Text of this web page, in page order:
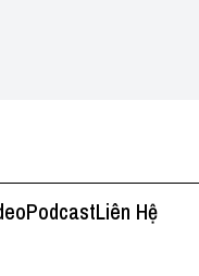
PodcastLiên Hệ